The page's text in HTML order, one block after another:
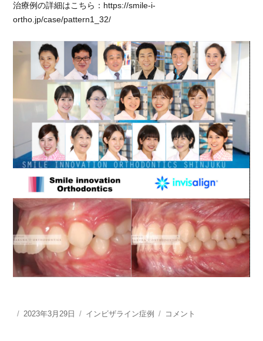
治療例の詳細はこちら：https://smile-i-
ortho.jp/case/pattern1_32/
投
2023年3月29日
カ
インビザライン症例
イ
コメント